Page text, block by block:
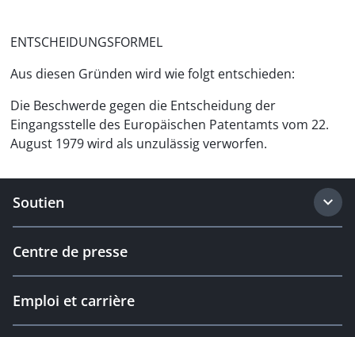
ENTSCHEIDUNGSFORMEL
Aus diesen Gründen wird wie folgt entschieden:
Die Beschwerde gegen die Entscheidung der
Eingangsstelle des Europäischen Patentamts vom 22.
August 1979 wird als unzulässig verworfen.
Soutien
Centre de presse
Emploi et carrière